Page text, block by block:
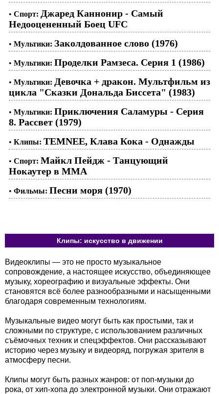
• Спорт: Джаред Каннонир - Самый
Недооцененный Боец UFC
• Мультики: Заколдованное слово (1976)
• Мультики: Проделки Рамзеса. Серия 1 (1986)
• Мультики: Девочка + дракон. Мультфильм из
цикла "Сказки Дональда Биссета" (1983)
• Мультики: Приключения Саламуры - Серия
8. Рассвет (1979)
• Клипы: TEMNEE, Клава Кока - Однажды
• Спорт: Майкл Пейдж - Танцующий
Нокаутер в ММА
• Фильмы: Песни моря (1970)
Клипы: искусство в движении
Видеоклипы — это не просто музыкальное
сопровождение, а настоящее искусство, объединяющее
музыку, хореографию и визуальные эффекты. Они
становятся всё более разнообразными и насыщенными
благодаря современным технологиям.
Музыкальные видео могут быть как простыми, так и
сложными по структуре, с использованием различных
съёмочных техник и спецэффектов. Они рассказывают
историю через музыку и видеоряд, погружая зрителя в
атмосферу песни.
Клипы могут быть разных жанров: от поп-музыки до
рока, от хип-хопа до электронной музыки. Они отражают